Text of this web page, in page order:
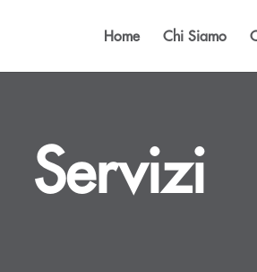
Home Chi Siamo
Servizi